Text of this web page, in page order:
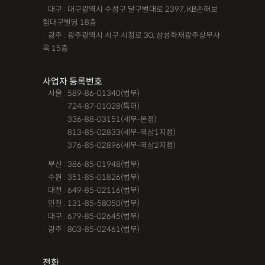
· 대구 : 대구광역시 수성구 달구벌대로 2397, KB손해보
험대구빌딩 18층
· 광주 : 광주광역시 서구 시청로 30, 삼성화재광주상무사
옥 15층
사업자 등록번호
· 서울 : 589-86-01340(법무)
724-87-01028(특허)
336-88-03151(세무-본점)
813-85-02833(세무-역삼1지점)
376-85-02896(세무-역삼2지점)
· 부산 : 386-85-01948(법무)
· 수원 : 351-85-01826(법무)
· 대전 : 649-85-02116(법무)
· 인천 : 131-85-58050(법무)
· 대구 : 679-85-02645(법무)
· 광주 : 803-85-02461(법무)
전화